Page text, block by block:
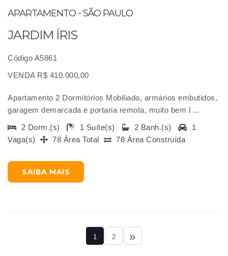
APARTAMENTO - SÃO PAULO
JARDIM ÍRIS
Código A5861
VENDA R$ 410.000,00
Apartamento 2 Dormitórios Mobiliado, armários embutidos,
garagem demarcada e portaria remota, muito bem l ...
2 Dorm.(s)
1 Suíte(s) 2 Banh.(s)
1
Vaga(s)
78 Área Total 78 Área Construída
SAIBA MAIS
1 2 »